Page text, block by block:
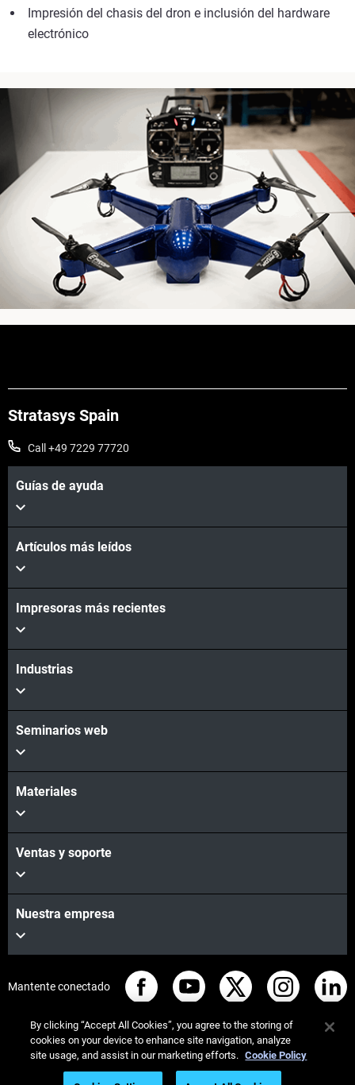
Impresión del chasis del dron e inclusión del hardware
electrónico
Stratasys Spain
Call +49 7229 77720
Guías de ayuda
Artículos más leídos
Impresoras más recientes
Industrias
Seminarios web
Materiales
Ventas y soporte
Nuestra empresa
Mantente conectado
© Stratasys 2026 Legal information
Privacy policy
By clicking “Accept All Cookies”, you agree to the storing of
cookies on your device to enhance site navigation, analyze
site usage, and assist in our marketing efforts. Cookie Policy